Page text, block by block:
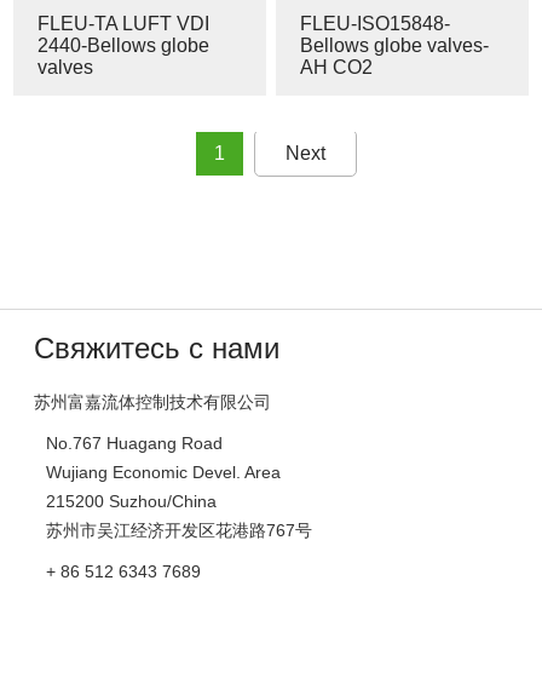
FLEU-TA LUFT VDI
2440-Bellows globe
valves
FLEU-ISO15848-
Bellows globe valves-
AH CO2
1 Next
Свяжитесь с нами
苏州富嘉流体控制技术有限公司
No.767 Huagang Road
Wujiang Economic Devel. Area
215200 Suzhou/China
苏州市吴江经济开发区花港路767号
+ 86 512 6343 7689